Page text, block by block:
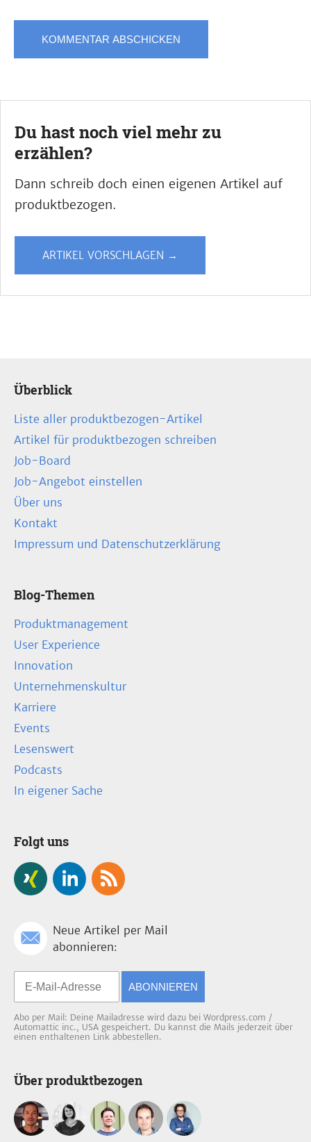
Du hast noch viel mehr zu
erzählen?
Dann schreib doch einen eigenen Artikel auf
produktbezogen.
ARTIKEL VORSCHLAGEN →
Überblick
Liste aller produktbezogen-Artikel
Artikel für produktbezogen schreiben
Job-Board
Job-Angebot einstellen
Über uns
Kontakt
Impressum und Datenschutzerklärung
Blog-Themen
Produktmanagement
User Experience
Innovation
Unternehmenskultur
Karriere
Events
Lesenswert
Podcasts
In eigener Sache
Folgt uns
Neue Artikel per Mail
abonnieren:
ABONNIEREN
Abo per Mail: Deine Mailadresse wird dazu bei Wordpress.com /
Automattic inc., USA gespeichert. Du kannst die Mails jederzeit über
einen enthaltenen Link abbestellen.
Über produktbezogen